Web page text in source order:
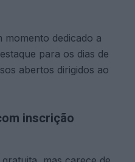
momento dedicado a
para os dias de
abertos dirigidos ao
inscrição